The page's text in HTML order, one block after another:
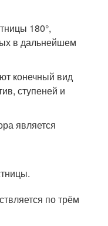
180°,
в дальнейшем
конечный вид
ступеней и
является
по трём